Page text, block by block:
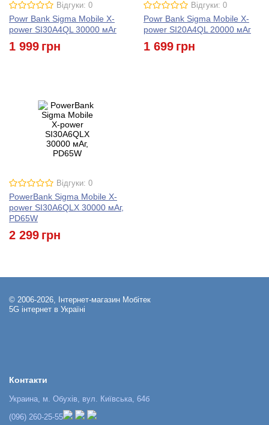
Відгуки: 0
Powr Bank Sigma Mobile X-
power SI30A4QL 30000 мАг
1 999 грн
Відгуки: 0
Powr Bank Sigma Mobile X-
power SI20A4QL 20000 мАг
1 699 грн
Відгуки: 0
PowerBank Sigma Mobile X-
power SI30A6QLX 30000 мАг,
PD65W
2 299 грн
© 2006-2026, Інтернет-магазин Мобітек
5G інтернет в Україні
Контакти
Украина, м. Обухів, вул. Київська, 64б
(096) 260-25-55